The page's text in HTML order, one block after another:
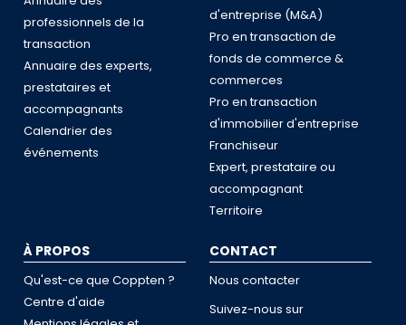
professionnels de la
transaction
Annuaire des experts,
prestataires et
accompagnants
Calendrier des
événements
d'entreprise (M&A)
Pro en transaction de
fonds de commerce &
commerces
Pro en transaction
d'immobilier d'entreprise
Franchiseur
Expert, prestataire ou
accompagnant
Territoire
À PROPOS
Qu'est-ce que Coppten ?
Centre d'aide
CONTACT
Nous contacter
Suivez-nous sur